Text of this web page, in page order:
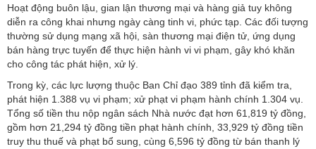
Hoạt động buôn lậu, gian lận thương mại và hàng giả tuy không
diễn ra công khai nhưng ngày càng tinh vi, phức tạp. Các đối tượng
thường sử dụng mạng xã hội, sàn thương mại điện tử, ứng dụng
bán hàng trực tuyến để thực hiện hành vi vi phạm, gây khó khăn
cho công tác phát hiện, xử lý.
Trong kỳ, các lực lượng thuộc Ban Chỉ đạo 389 tỉnh đã kiểm tra,
phát hiện 1.388 vụ vi phạm; xử phạt vi phạm hành chính 1.304 vụ.
Tổng số tiền thu nộp ngân sách Nhà nước đạt hơn 61,819 tỷ đồng,
gồm hơn 21,294 tỷ đồng tiền phạt hành chính, 33,929 tỷ đồng tiền
truy thu thuế và phạt bổ sung, cùng 6,596 tỷ đồng từ bán thanh lý